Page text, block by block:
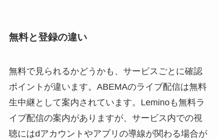
無料と登録の違い
無料で見られるかどうかも、サービスごとに確認
ポイントが違います。ABEMAのライブ配信は無料
生中継として案内されています。Leminoも無料ラ
イブ配信の案内がありますが、サービス内での視
聴にはdアカウントやアプリの導線が関わる場合が